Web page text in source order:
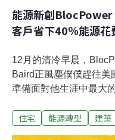
能源新創BlocPower
客戶省下40％能源花
12月的清冷早晨，
Baird正風塵僕僕趕往美
準備面對他生涯中最大
他以熱泵或太陽能電池
住宅 能源轉型 建築